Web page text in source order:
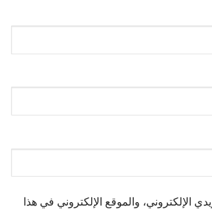
الإلكتروني، والموقع الإلكتروني في هذا